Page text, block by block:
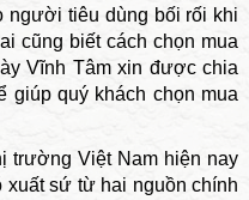
người tiêu dùng bối rối khi
cũng biết cách chọn mua
Vĩnh Tâm xin được chia
giúp quý khách chọn mua
trường Việt Nam hiện nay
sứ từ hai nguồn chính